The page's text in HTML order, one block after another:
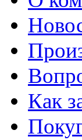
Как